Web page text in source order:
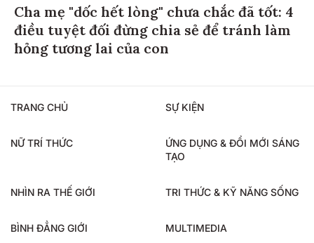
Cha mẹ "dốc hết lòng" chưa chắc đã tốt: 4
điều tuyệt đối đừng chia sẻ để tránh làm
hỏng tương lai của con
TRANG CHỦ SỰ KIỆN
NỮ TRÍ THỨC
ỨNG DỤNG & ĐỔI MỚI SÁNG
TẠO
NHÌN RA THẾ GIỚI TRI THỨC & KỸ NĂNG SỐNG
BÌNH ĐẲNG GIỚI MULTIMEDIA